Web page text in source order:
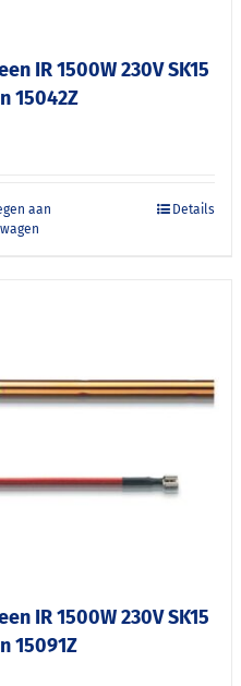
IR 1500W 230V SK15
15042Z
aan
Details
IR 1500W 230V SK15
15091Z